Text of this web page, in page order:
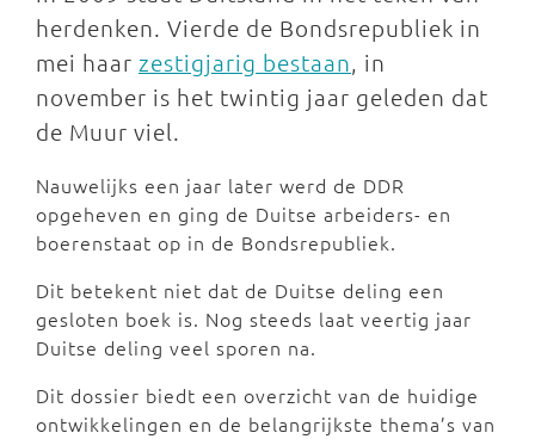
herdenken. Vierde de Bondsrepubliek in
mei haar zestigjarig bestaan, in
november is het twintig jaar geleden dat
de Muur viel.
Nauwelijks een jaar later werd de DDR
opgeheven en ging de Duitse arbeiders- en
boerenstaat op in de Bondsrepubliek.
Dit betekent niet dat de Duitse deling een
gesloten boek is. Nog steeds laat veertig jaar
Duitse deling veel sporen na.
Dit dossier biedt een overzicht van de huidige
ontwikkelingen en de belangrijkste thema’s van